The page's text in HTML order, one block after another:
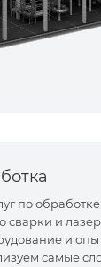
по
сварки и
и
самые